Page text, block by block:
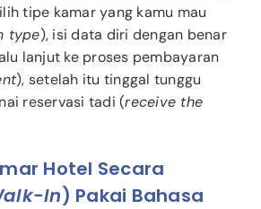
tipe kamar yang kamu mau
type), isi data diri dengan benar
lanjut ke proses pembayaran
), setelah itu tinggal tunggu
reservasi tadi (receive the
Hotel Secara
In) Pakai Bahasa